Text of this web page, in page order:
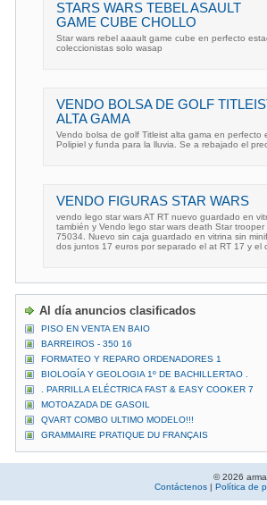
STARS WARS TEBEL ASAULT
GAME CUBE CHOLLO
Star wars rebel aaault game cube en perfecto
coleccionistas solo wasap
VENDO BOLSA DE GOLF
ALTA GAMA
Vendo bolsa de golf Titleist alta gama en perfecto
Polipiel y funda para la lluvia. Se a rebajado el
VENDO FIGURAS STAR WARS
vendo lego star wars AT RT nuevo guardado en
también y Vendo lego star wars death Star trooper
75034. Nuevo sin caja guardado en vitrina sin
dos juntos 17 euros por separado el at RT 17 y el
Al día anuncios clasificados
PISO EN VENTA EN BAIO
BARREIROS - 350 16
FORMATEO Y REPARO ORDENADORES 1
BIOLOGÍA Y GEOLOGIA 1º DE BACHILLERTAO .
. PARRILLA ELÉCTRICA FAST & EASY COOKER 7
MOTOAZADA DE GASOIL
QVART COMBO ULTIMO MODELO!!!
GRAMMAIRE PRATIQUE DU FRANÇAIS
© 2026
Contáctenos
Política de